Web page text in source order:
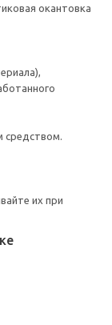
окантовка
их при